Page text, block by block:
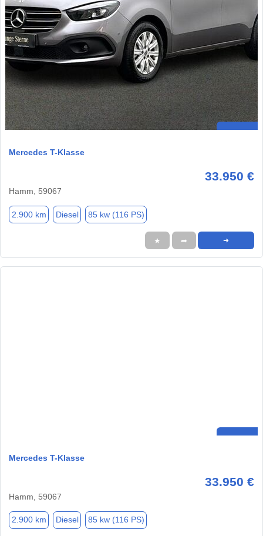
Mercedes T-Klasse
33.950 €
Hamm, 59067
2.900 km Diesel 85 kw (116 PS)
★ ➦ ➜
Mercedes T-Klasse
33.950 €
Hamm, 59067
2.900 km Diesel 85 kw (116 PS)